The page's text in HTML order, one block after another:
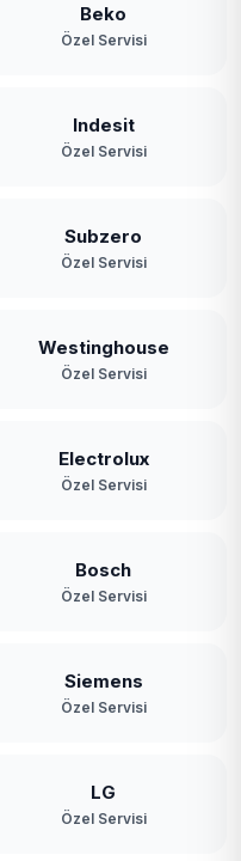
Beko
Özel Servisi
Indesit
Özel Servisi
Subzero
Özel Servisi
Westinghouse
Özel Servisi
Electrolux
Özel Servisi
Bosch
Özel Servisi
Siemens
Özel Servisi
LG
Özel Servisi